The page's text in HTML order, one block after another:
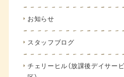
お知らせ
スタッフブログ
チェリーヒル（放課後デイサー